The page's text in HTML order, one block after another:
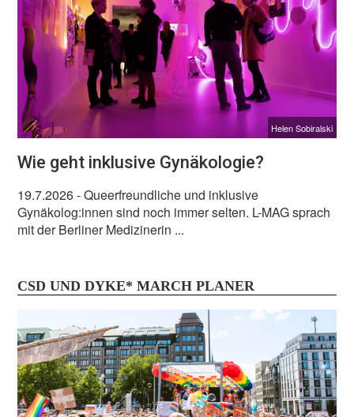
Helen Sobiralski
Wie geht inklusive Gynäkologie?
19.7.2026- Queerfreundliche und inklusive
Gynäkolog:innen sind noch immer selten. L-MAG sprach
mit der Berliner Medizinerin ...
CSD UND DYKE* MARCH PLANER